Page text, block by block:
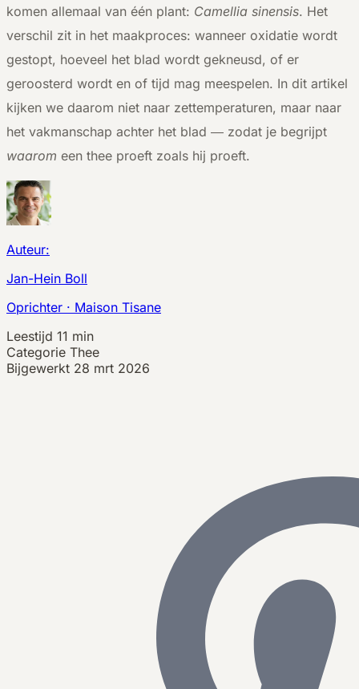
komen allemaal van één plant: Camellia sinensis. Het
verschil zit in het maakproces: wanneer oxidatie wordt
gestopt, hoeveel het blad wordt gekneusd, of er
geroosterd wordt en of tijd mag meespelen. In dit artikel
kijken we daarom niet naar zettemperaturen, maar naar
het vakmanschap achter het blad — zodat je begrijpt
waarom een thee proeft zoals hij proeft.
Auteur:
Jan-Hein Boll
Oprichter · Maison Tisane
Leestijd 11 min
Categorie Thee
Bijgewerkt 28 mrt 2026